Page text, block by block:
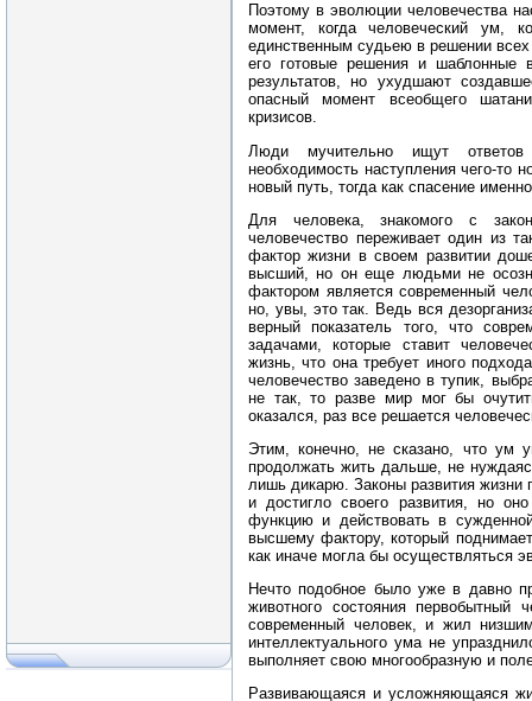
Поэтому в эволюции человечества
момент, когда человеческий ум,
единственным судьею в решении
его готовые решения и шаблонные
результатов, но ухудшают
опасный момент всеобщего
кризисов.
Люди мучительно ищут
необходимость наступления чего‑то
новый путь, тогда как спасение
Для человека, знакомого с
человечество переживает один из
фактор жизни в своем развитии
высший, но он еще людьми не
фактором является современный
но, увы, это так. Ведь вся
верный показатель того, что
задачами, которые ставит
жизнь, что она требует иного
человечество заведено в тупик,
не так, то разве мир мог бы
оказался, раз все решается
Этим, конечно, не сказано, что ум
продолжать жить дальше, не
лишь дикарю. Законы развития жизни
и достигло своего развития, но
функцию и действовать в
высшему фактору, который
как иначе могла бы осуществляться
Нечто подобное было уже в давно
животного состояния первобытный
современный человек, и жил
интеллектуального ума не
выполняет свою многообразную и
Развивающаяся и усложняющаяся